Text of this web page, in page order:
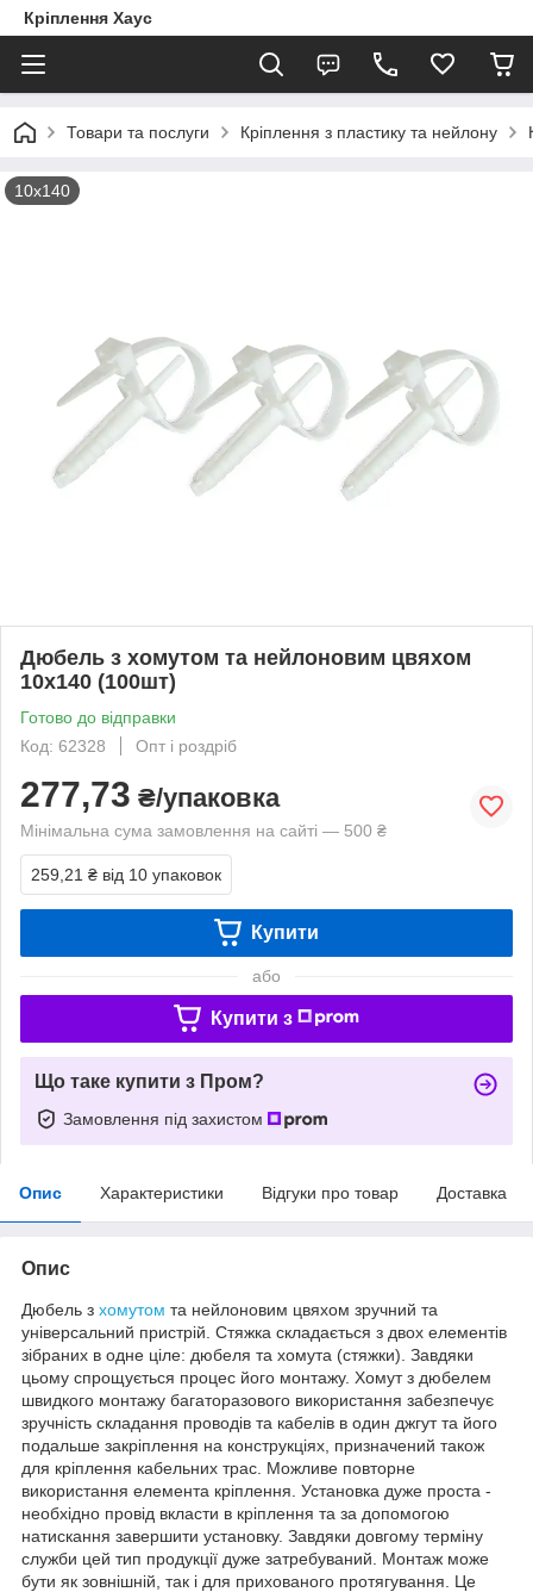
Кріплення Хаус
Товари та послуги Кріплення з пластику та нейлону
10х140
Дюбель з хомутом та нейлоновим цвяхом
10х140 (100шт)
Готово до відправки
Код: 62328
Опт і роздріб
277,73 ₴/упаковка
Мінімальна сума замовлення на сайті — 500 ₴
259,21 ₴ від 10 упаковок
Купити
або
Купити з
Що таке купити з Пром?
Замовлення під захистом
Опис Характеристики Відгуки про товар Доставка
Опис
Дюбель з хомутом та нейлоновим цвяхом зручний та
універсальний пристрій. Стяжка складається з двох елементів
зібраних в одне ціле: дюбеля та хомута (стяжки). Завдяки
цьому спрощується процес його монтажу. Хомут з дюбелем
швидкого монтажу багаторазового використання забезпечує
зручність складання проводів та кабелів в один джгут та його
подальше закріплення на конструкціях, призначений також
для кріплення кабельних трас. Можливе повторне
використання елемента кріплення. Установка дуже проста -
необхідно провід вкласти в кріплення та за допомогою
натискання завершити установку. Завдяки довгому терміну
служби цей тип продукції дуже затребуваний. Монтаж може
бути як зовнішній, так і для прихованого протягування. Це